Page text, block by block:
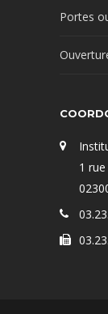
Portes
1